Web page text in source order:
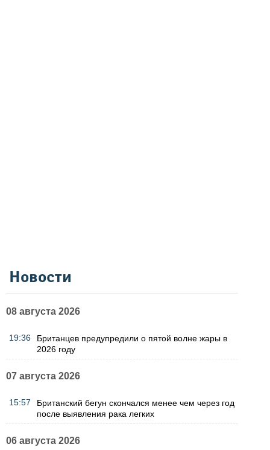
Новости
08 августа 2026
19:36
Британцев предупредили о пятой волне жары в
2026 году
07 августа 2026
15:57
Британский бегун скончался менее чем через год
после выявления рака легких
06 августа 2026